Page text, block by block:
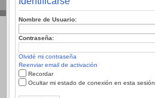
Nombre de Usuario:
Contraseña:
Olvidé mi contraseña
Reenviar email de activación
Recordar
Ocultar mi estado de conexión en esta sesión